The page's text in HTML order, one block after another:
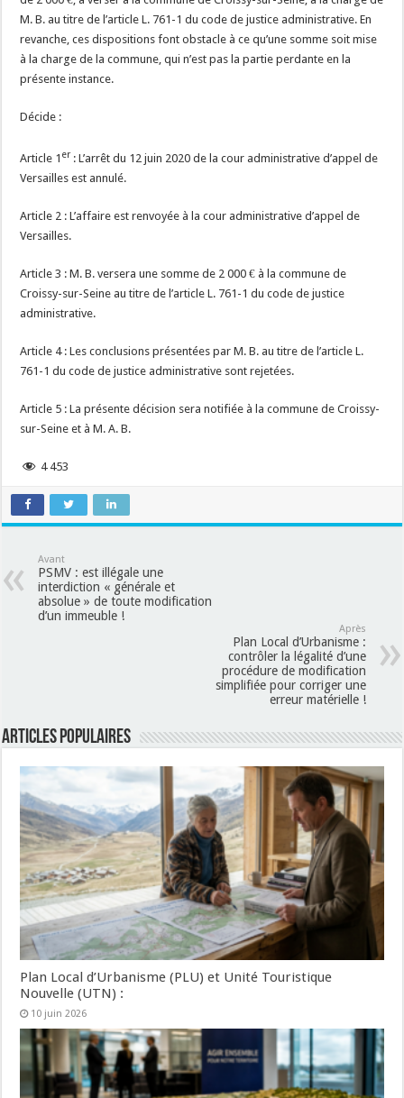
M. B. au titre de l’article L. 761-1 du code de justice administrative. En
revanche, ces dispositions font obstacle à ce qu’une somme soit mise
à la charge de la commune, qui n’est pas la partie perdante en la
présente instance.
Décide :
Article 1 er : L’arrêt du 12 juin 2020 de la cour administrative d’appel de
Versailles est annulé.
Article 2 : L’affaire est renvoyée à la cour administrative d’appel de
Versailles.
Article 3 : M. B. versera une somme de 2 000 € à la commune de
Croissy-sur-Seine au titre de l’article L. 761-1 du code de justice
administrative.
Article 4 : Les conclusions présentées par M. B. au titre de l’article L.
761-1 du code de justice administrative sont rejetées.
Article 5 : La présente décision sera notifiée à la commune de Croissy-
sur-Seine et à M. A. B.
4 453
Avant
PSMV : est illégale une
interdiction « générale et
absolue » de toute modification
d’un immeuble !
Après
Plan Local d’Urbanisme :
contrôler la légalité d’une
procédure de modification
simplifiée pour corriger une
erreur matérielle !
Articles populaires
Plan Local d’Urbanisme (PLU) et Unité Touristique
Nouvelle (UTN) :
10 juin 2026